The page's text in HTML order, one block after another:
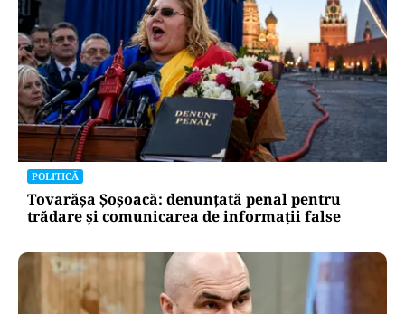
POLITICĂ
Tovarășa Șoșoacă: denunțată penal pentru
trădare și comunicarea de informații false